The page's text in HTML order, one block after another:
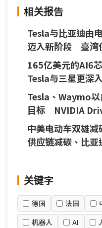
相关报告
Tesla与比亚迪由
迈入新阶段 臺湾
伴
165亿美元的AI6
Tesla与三星更深
Tesla、Waymo
目标 NVIDIA
要选项
中美电动车双雄
供应链减碳、比亚
关键字
德国 法国
机器人
AI